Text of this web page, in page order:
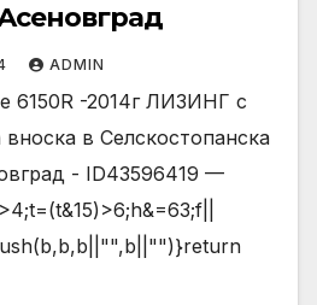
ADMIN
6150R -2014г ЛИЗИНГ с
в Селскостопанска
- ID43596419 —